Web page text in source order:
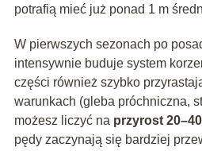
potrafią mieć już ponad 1 m
W pierwszych sezonach po
intensywnie buduje system
części również szybko
warunkach (gleba próchniczna,
możesz liczyć na przyrost
pędy zaczynają się bardziej